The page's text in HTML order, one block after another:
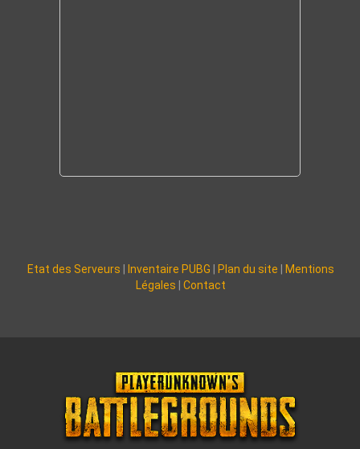
Etat des Serveurs Inventaire PUBG Plan du site
Mentions
Légales
Contact